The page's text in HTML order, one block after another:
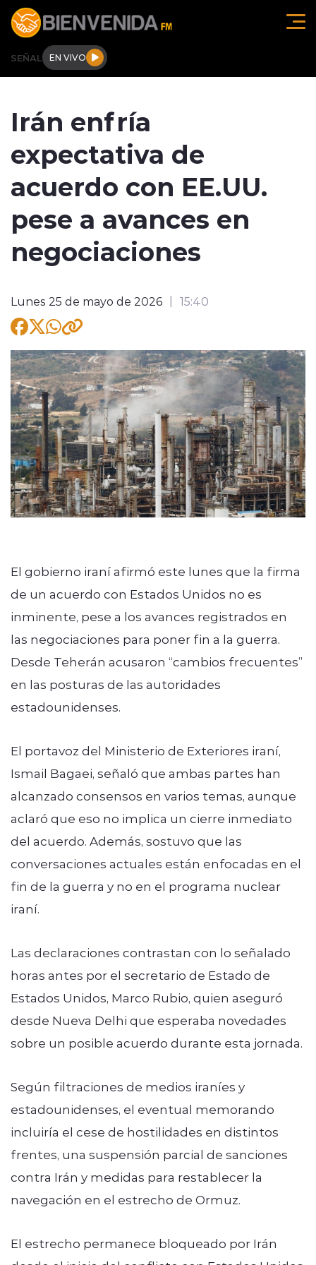
Click acá para ir directamente al contenido
SEÑAL EN VIVO
Regionales
Internacional
Entrevistas
modo claro
Irán enfría
expectativa de
acuerdo con EE.UU.
pese a avances en
negociaciones
Lunes 25 de mayo de 2026 15:40
El gobierno iraní afirmó este lunes que la firma
de un acuerdo con Estados Unidos no es
inminente, pese a los avances registrados en
las negociaciones para poner fin a la guerra.
Desde Teherán acusaron “cambios frecuentes”
en las posturas de las autoridades
estadounidenses.
El portavoz del Ministerio de Exteriores iraní,
Ismail Bagaei, señaló que ambas partes han
alcanzado consensos en varios temas, aunque
aclaró que eso no implica un cierre inmediato
del acuerdo. Además, sostuvo que las
conversaciones actuales están enfocadas en el
fin de la guerra y no en el programa nuclear
iraní.
Las declaraciones contrastan con lo señalado
horas antes por el secretario de Estado de
Estados Unidos, Marco Rubio, quien aseguró
desde Nueva Delhi que esperaba novedades
sobre un posible acuerdo durante esta jornada.
Según filtraciones de medios iraníes y
estadounidenses, el eventual memorando
incluiría el cese de hostilidades en distintos
frentes, una suspensión parcial de sanciones
contra Irán y medidas para restablecer la
navegación en el estrecho de Ormuz.
El estrecho permanece bloqueado por Irán